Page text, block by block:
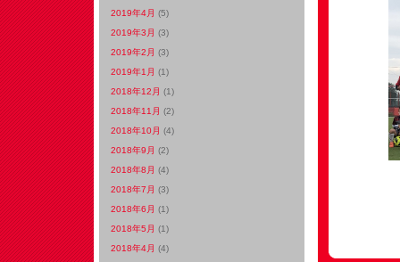
2019年4月 (5)
2019年3月 (3)
2019年2月 (3)
2019年1月 (1)
2018年12月 (1)
2018年11月 (2)
2018年10月 (4)
2018年9月 (2)
2018年8月 (4)
2018年7月 (3)
2018年6月 (1)
2018年5月 (1)
2018年4月 (4)